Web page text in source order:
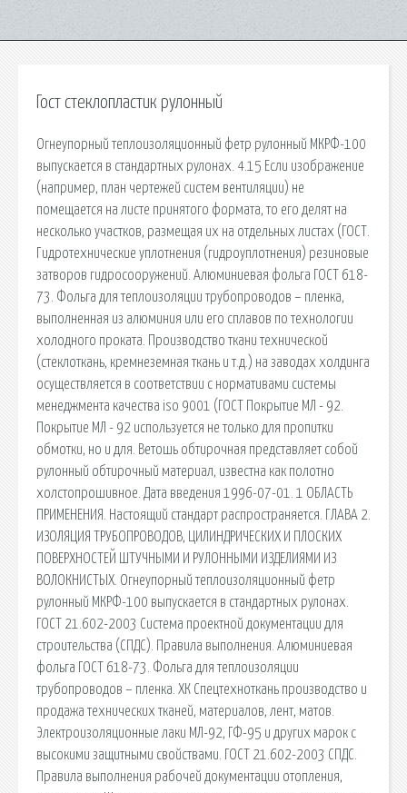
Гост стеклопластик рулонный
Огнеупорный теплоизоляционный фетр рулонный МКРФ-100
выпускается в стандартных рулонах. 4.15 Если изображение
(например, план чертежей систем вентиляции) не
помещается на листе принятого формата, то его делят на
несколько участков, размещая их на отдельных листах (ГОСТ.
Гидротехнические уплотнения (гидроуплотнения) резиновые
затворов гидросооружений. Алюминиевая фольга ГОСТ 618-
73. Фольга для теплоизоляции трубопроводов – пленка,
выполненная из алюминия или его сплавов по технологии
холодного проката. Производство ткани технической
(стеклоткань, кремнеземная ткань и т.д.) на заводах холдинга
осуществляется в соответствии с нормативами системы
менеджмента качества iso 9001 (ГОСТ Покрытие МЛ - 92.
Покрытие МЛ - 92 используется не только для пропитки
обмотки, но и для. Ветошь обтирочная представляет собой
рулонный обтирочный материал, известна как полотно
холстопрошивное. Дата введения 1996-07-01. 1 ОБЛАСТЬ
ПРИМЕНЕНИЯ. Настоящий стандарт распространяется. ГЛАВА 2.
ИЗОЛЯЦИЯ ТРУБОПРОВОДОВ, ЦИЛИНДРИЧЕСКИХ И ПЛОСКИХ
ПОВЕРХНОСТЕЙ ШТУЧНЫМИ И РУЛОННЫМИ ИЗДЕЛИЯМИ ИЗ
ВОЛОКНИСТЫХ. Огнеупорный теплоизоляционный фетр
рулонный МКРФ-100 выпускается в стандартных рулонах.
ГОСТ 21.602-2003 Система проектной документации для
строительства (СПДС). Правила выполнения. Алюминиевая
фольга ГОСТ 618-73. Фольга для теплоизоляции
трубопроводов – пленка. ХК Спецтехноткань производство и
продажа технических тканей, материалов, лент, матов.
Электроизоляционные лаки МЛ-92, ГФ-95 и других марок с
высокими защитными свойствами. ГОСТ 21.602-2003 СПДС.
Правила выполнения рабочей документации отопления,